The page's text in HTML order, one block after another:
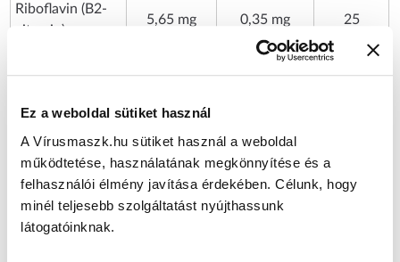
Ez a weboldal sütiket használ
A Vírusmaszk.hu sütiket használ a weboldal
működtetése, használatának megkönnyítése és a
felhasználói élmény javítása érdekében. Célunk, hogy
minél teljesebb szolgáltatást nyújthassunk
látogatóinknak.
Riboflavin (B2-
vitamin)
5,65 mg 0,35 mg 25
4,5 mg 0,28 mg 25
A-vitamin 1935,5 µg
Folsav (B9-
vitamin)
806,6 µg 50 μg
Szelén 325,8 µg 20,2 μg
Biotin (B7-